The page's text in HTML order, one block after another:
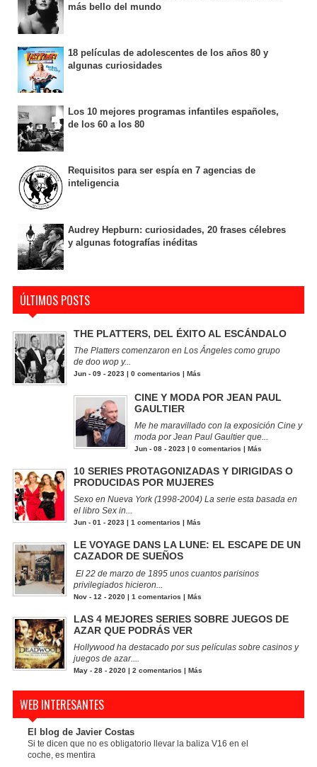
más bello del mundo
18 películas de adolescentes de los años 80 y
algunas curiosidades
Los 10 mejores programas infantiles españoles,
de los 60 a los 80
Requisitos para ser espía en 7 agencias de
inteligencia
Audrey Hepburn: curiosidades, 20 frases célebres
y algunas fotografías inéditas
ÚLTIMOS POSTS
THE PLATTERS, DEL ÉXITO AL ESCÁNDALO
The Platters comenzaron en Los Ángeles como grupo
de doo wop y...
Jun - 09 - 2023 | 0 comentarios | Más
CINE Y MODA POR JEAN PAUL
GAULTIER
Me he maravillado con la exposición Cine y
moda por Jean Paul Gaultier que...
Jun - 08 - 2023 | 0 comentarios | Más
10 SERIES PROTAGONIZADAS Y DIRIGIDAS O
PRODUCIDAS POR MUJERES
Sexo en Nueva York (1998-2004) La serie esta basada en
el libro Sex in...
Jun - 01 - 2023 | 1 comentarios Más
LE VOYAGE DANS LA LUNE: EL ESCAPE DE UN
CAZADOR DE SUEÑOS
El 22 de marzo de 1895 unos cuantos parisinos
privilegiados hicieron...
Nov - 12 - 2020 | 1 comentarios | Más
LAS 4 MEJORES SERIES SOBRE JUEGOS DE
AZAR QUE PODRÁS VER
Hollywood ha destacado por sus películas sobre casinos y
juegos de azar....
May - 28 - 2020 | 2 comentarios | Más
WEB INTERESANTES
El blog de Javier Costas
Si te dicen que no es obligatorio llevar la baliza V16 en el
coche, es mentira